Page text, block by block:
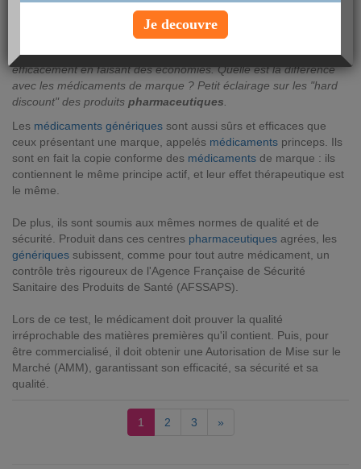
AUTEUR : Florence Stoecklin
Lesmédicaments génériquespermettent de se soigner
efficacement en faisant des économies. Quelle est la différence
avec les médicaments de marque ? Petit éclairage sur les "hard
discount" des produits pharmaceutiques
Les médicaments génériques sont aussi sûrs et efficaces que
ceux présentant une marque, appelés médicaments princeps. Ils
sont en fait la copie conforme des médicaments de marque : ils
contiennent le même principe actif, et leur effet thérapeutique est
le même.
De plus, ils sont soumis aux mêmes normes de qualité et de
sécurité. Produit dans ces centres pharmaceutiques agrées, les
génériques subissent, comme pour tout autre médicament, un
contrôle très rigoureux de l'Agence Française de Sécurité
Sanitaire des Produits de Santé (AFSSAPS).
Lors de ce test, le médicament doit prouver la qualité
irréprochable des matières premières qu'il contient. Puis, pour
être commercialisé, il doit obtenir une Autorisation de Mise sur le
Marché (AMM), garantissant son efficacité, sa sécurité et sa
qualité.
1 2 3 »
Je decouvre